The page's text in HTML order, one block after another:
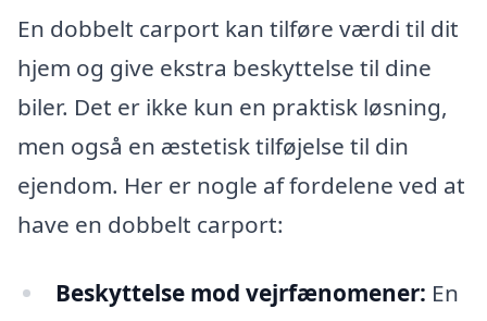
En dobbelt carport kan tilføre værdi til dit
hjem og give ekstra beskyttelse til dine
biler. Det er ikke kun en praktisk løsning,
men også en æstetisk tilføjelse til din
ejendom. Her er nogle af fordelene ved at
have en dobbelt carport:
Beskyttelse mod vejrfænomener: En